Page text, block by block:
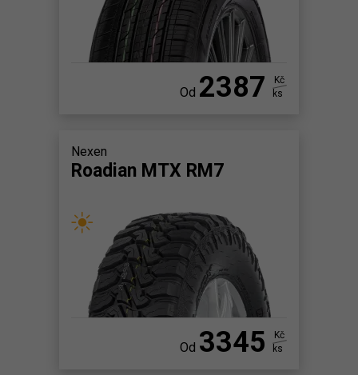
Od 2387
Kč
ks
Nexen
Roadian MTX RM7
Od 3345
Kč
ks